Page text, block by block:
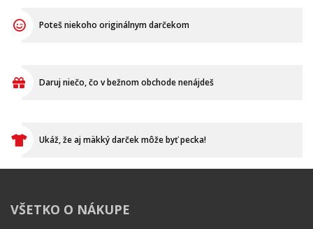
Poteš niekoho originálnym darčekom
Daruj niečo, čo v bežnom obchode nenájdeš
Ukáž, že aj mäkký darček môže byť pecka!
VŠETKO O NÁKUPE